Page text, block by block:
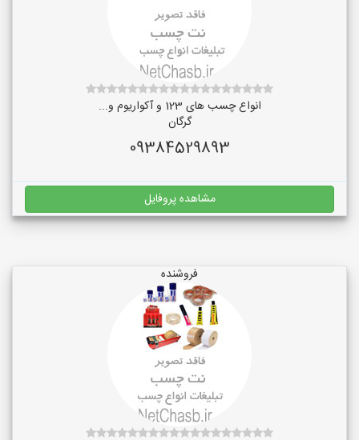
انواع چسب های 123 و آکواریوم و...
گرگان
09384529893
مشاهده پروفایل
فروشنده